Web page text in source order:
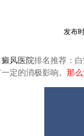
发布
风医院排名推荐：
定的消极影响。 那